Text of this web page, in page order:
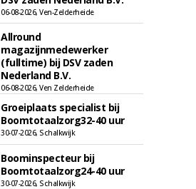
06-08-2026, Ven-Zelderheide
Allround
magazijnmedewerker
(fulltime) bij DSV zaden
Nederland B.V.
06-08-2026, Ven Zelderheide
Groeiplaats specialist bij
Boomtotaalzorg32-40 uur
30-07-2026, Schalkwijk
Boominspecteur bij
Boomtotaalzorg24-40 uur
30-07-2026, Schalkwijk